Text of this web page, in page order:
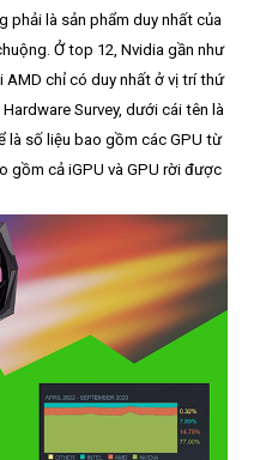
phải là sản phẩm duy nhất của
Ở top 12, Nvidia gần như
chỉ có duy nhất ở vị trí thứ
Survey, dưới cái tên là
là số liệu bao gồm các GPU từ
gồm cả iGPU và GPU rời được